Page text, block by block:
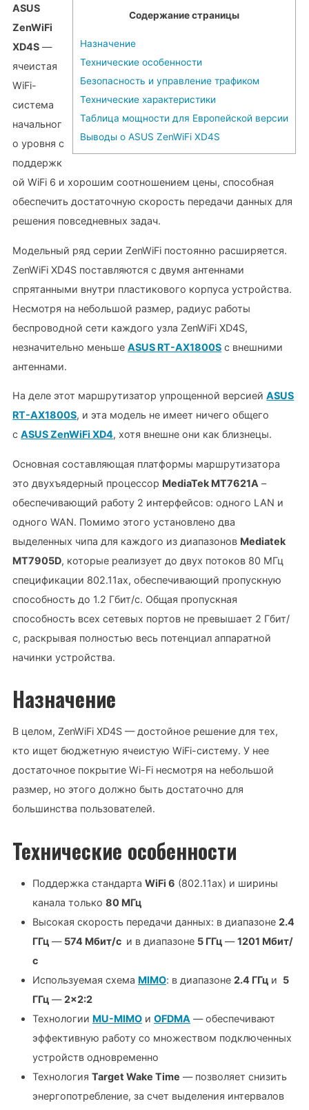
Содержание страницы
Назначение
Технические особенности
Безопасность и управление трафиком
Технические характеристики
Таблица мощности для Европейской версии
Выводы о ASUS ZenWiFi XD4S
ASUS
ZenWiFi
XD4S —
ячеистая
WiFi-
система
начальног
о уровня с
поддержк
ой WiFi 6 и хорошим соотношением цены, способная
обеспечить достаточную скорость передачи данных для
решения повседневных задач.
Модельный ряд серии ZenWiFi постоянно расширяется.
ZenWiFi XD4S поставляются с двумя антеннами
спрятанными внутри пластикового корпуса устройства.
Несмотря на небольшой размер, радиус работы
беспроводной сети каждого узла ZenWiFi XD4S,
незначительно меньшеASUS RT-AX1800S с внешними
антеннами.
На деле этот маршрутизатор упрощенной версиейASUS
RT-AX1800S, и эта модель не имеет ничего общего
сASUS ZenWiFi XD4, хотя внешне они как близнецы.
Основная составляющая платформы маршрутизатора
это двухъядерный процессор MediaTek MT7621A –
обеспечивающий работу 2 интерфейсов: одного LAN и
одного WAN. Помимо этого установлено два
выделенных чипа для каждого из диапазонов Mediatek
MT7905D, которые реализует до двух потоков 80 МГц
спецификации 802.11ax, обеспечивающий пропускную
способность до 1.2 Гбит/с. Общая пропускная
способность всех сетевых портов не превышает 2 Гбит/
с, раскрывая полностью весь потенциал аппаратной
начинки устройства.
Назначение
В целом, ZenWiFi XD4S — достойное решение для тех,
кто ищет бюджетную ячеистую WiFi-систему. У нее
достаточное покрытие Wi-Fi несмотря на небольшой
размер, но этого должно быть достаточно для
большинства пользователей.
Технические особенности
Поддержка стандартаWiFi 6 (802.11ax) и ширины
канала только80 МГц
Высокая скорость передачи данных: в диапазоне2.4
ГГц — 574 Мбит/с и в диапазоне 5 ГГц —1201 Мбит/
с
Используемая схема MIMO: в диапазоне2.4 ГГц и 5
ГГц —2×2:2
Технологии MU-MIMO иOFDMA — обеспечивают
эффективную работу со множеством подключенных
устройств одновременно
ТехнологияTarget Wake Time — позволяет снизить
энергопотребление, за счет выделения интервалов